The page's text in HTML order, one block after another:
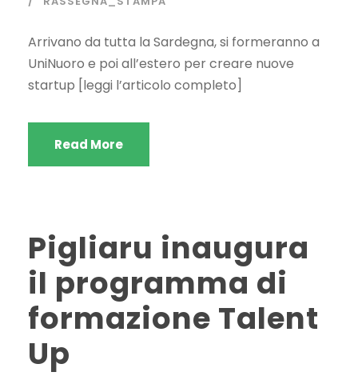
Arrivano da tutta la Sardegna, si formeranno a
UniNuoro e poi all’estero per creare nuove
startup [leggi l’articolo completo]
Read More
Pigliaru inaugura
il programma di
formazione Talent
Up